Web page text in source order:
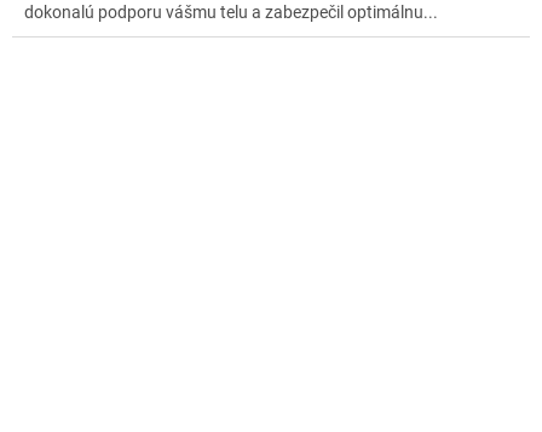
dokonalú podporu vášmu telu a zabezpečil optimálnu...